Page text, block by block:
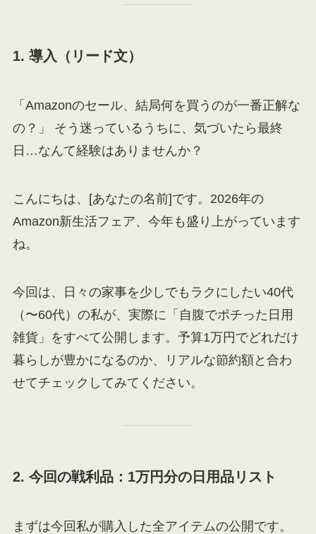
1. 導入（リード文）
「Amazonのセール、結局何を買うのが一番正解な
の？」 そう迷っているうちに、気づいたら最終
日…なんて経験はありませんか？
こんにちは、[あなたの名前]です。2026年の
Amazon新生活フェア、今年も盛り上がっています
ね。
今回は、日々の家事を少しでもラクにしたい40代
（〜60代）の私が、実際に「自腹でポチった日用
雑貨」をすべて公開します。予算1万円でどれだけ
暮らしが豊かになるのか、リアルな節約額と合わ
せてチェックしてみてください。
2. 今回の戦利品：1万円分の日用品リスト
まずは今回私が購入した全アイテムの公開です。